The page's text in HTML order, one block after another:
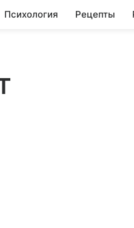
Психология Рецепты